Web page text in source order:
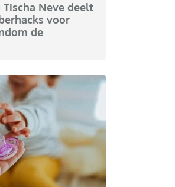
Neve deelt
voor
de